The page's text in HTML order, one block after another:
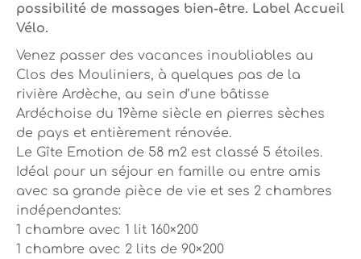
possibilité de massages bien-être. Label Accueil
Vélo.
Venez passer des vacances inoubliables au
Clos des Mouliniers, à quelques pas de la
rivière Ardèche, au sein d’une bâtisse
Ardéchoise du 19ème siècle en pierres sèches
de pays et entièrement rénovée.
Le Gîte Emotion de 58 m2 est classé 5 étoiles.
Idéal pour un séjour en famille ou entre amis
avec sa grande pièce de vie et ses 2 chambres
indépendantes:
1 chambre avec 1 lit 160×200
1 chambre avec 2 lits de 90×200